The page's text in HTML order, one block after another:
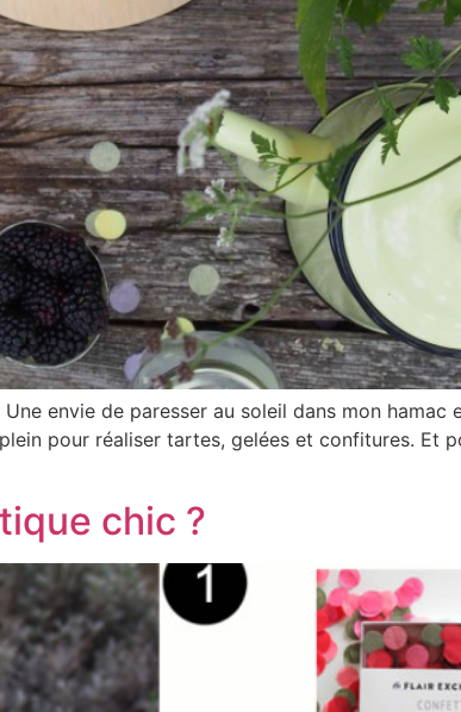
envie de paresser au soleil dans mon hamac
pour réaliser tartes, gelées et confitures. Et
chic ?